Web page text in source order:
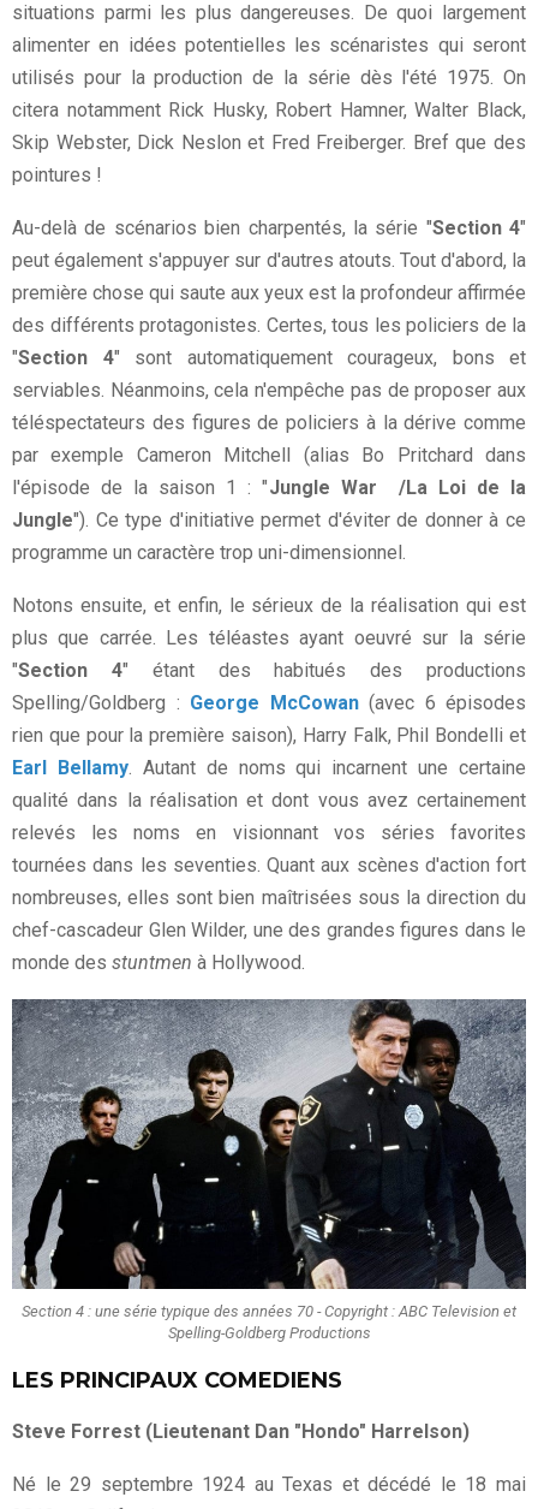
situations parmi les plus dangereuses. De quoi largement
alimenter en idées potentielles les scénaristes qui seront
utilisés pour la production de la série dès l'été 1975. On
citera notamment Rick Husky, Robert Hamner, Walter Black,
Skip Webster, Dick Neslon et Fred Freiberger. Bref que des
pointures !
Au-delà de scénarios bien charpentés, la série "Section 4"
peut également s'appuyer sur d'autres atouts. Tout d'abord, la
première chose qui saute aux yeux est la profondeur affirmée
des différents protagonistes. Certes, tous les policiers de la
"Section 4" sont automatiquement courageux, bons et
serviables. Néanmoins, cela n'empêche pas de proposer aux
téléspectateurs des figures de policiers à la dérive comme
par exemple Cameron Mitchell (alias Bo Pritchard dans
l'épisode de la saison 1 : "Jungle War /La Loi de la
Jungle"). Ce type d'initiative permet d'éviter de donner à ce
programme un caractère trop uni-dimensionnel.
Notons ensuite, et enfin, le sérieux de la réalisation qui est
plus que carrée. Les téléastes ayant oeuvré sur la série
"Section 4" étant des habitués des productions
Spelling/Goldberg : George McCowan(avec 6 épisodes
rien que pour la première saison), Harry Falk, Phil Bondelli et
Earl Bellamy. Autant de noms qui incarnent une certaine
qualité dans la réalisation et dont vous avez certainement
relevés les noms en visionnant vos séries favorites
tournées dans les seventies. Quant aux scènes d'action fort
nombreuses, elles sont bien maîtrisées sous la direction du
chef-cascadeur Glen Wilder, une des grandes figures dans le
monde des stuntmen à Hollywood.
Section 4 : une série typique des années 70 - Copyright : ABC Television et
Spelling-Goldberg Productions
LES PRINCIPAUX COMEDIENS
Steve Forrest (Lieutenant Dan "Hondo" Harrelson)
Né le 29 septembre 1924 au Texas et décédé le 18 mai